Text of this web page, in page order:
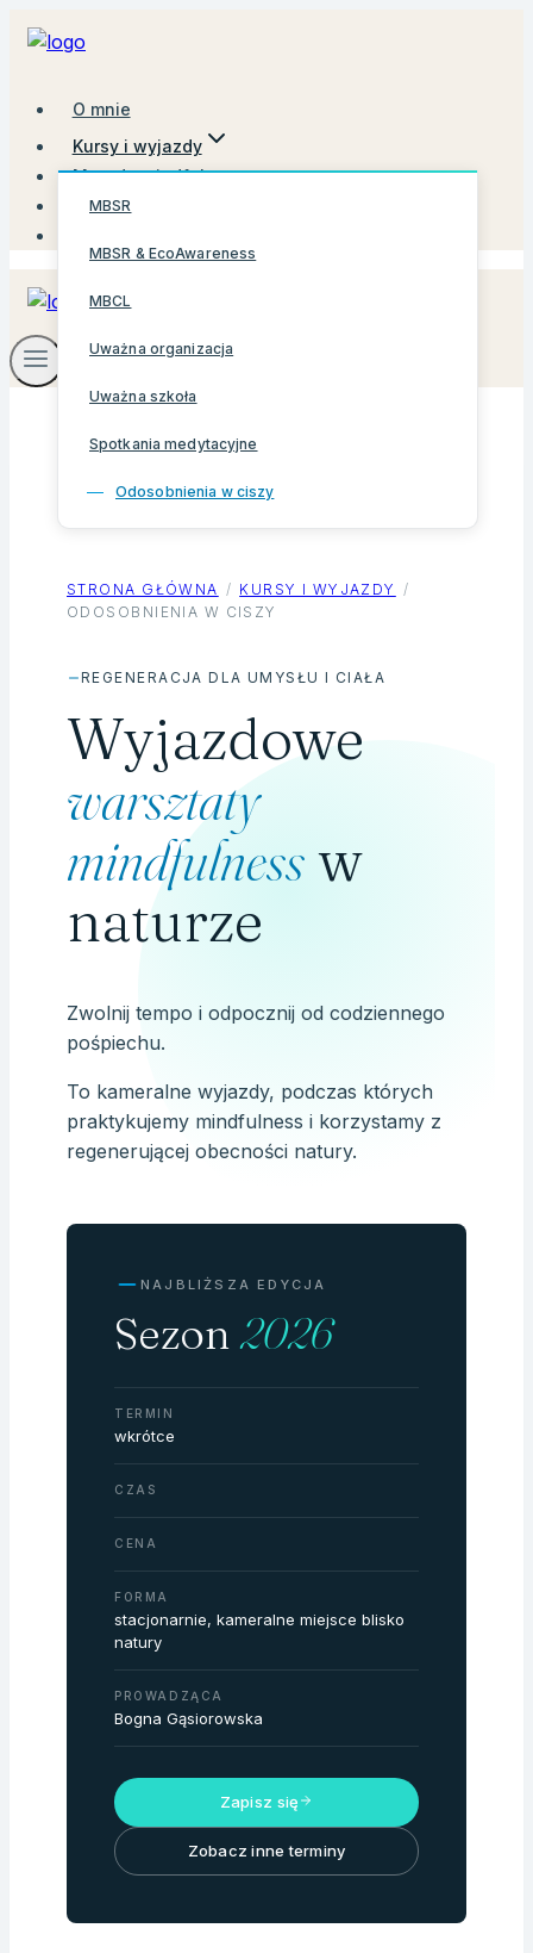
Przejdź
do
O mnie
Kursy i wyjazdy
MBSR
MBSR & EcoAwareness
MBCL
Uważna organizacja
Uważna szkoła
Spotkania medytacyjne
Odosobnienia w ciszy
Metoda mindfulness
Blog
STRONA GŁÓWNA
KURSY I WYJAZDY
ODOSOBNIENIA W CISZY
REGENERACJA DLA UMYSŁU I CIAŁA
Wyjazdowe
warsztaty
mindfulnessw
naturze
Zwolnij tempo i odpocznij od codziennego
pośpiechu.
To kameralne wyjazdy, podczas których
praktykujemy mindfulness i korzystamy z
regenerującej obecności natury.
NAJBLIŻSZA EDYCJA
Sezon2026
TERMIN
wkrótce
CZAS
CENA
FORMA
stacjonarnie, kameralne miejsce blisko
natury
PROWADZĄCA
Bogna Gąsiorowska
Zapisz się
Zobacz inne terminy